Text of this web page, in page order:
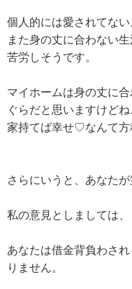
個人的には愛されてない
また身の丈に合わない
苦労しそうです。
マイホームは身の丈に
ぐらだと思いますけどね
家持てば幸せ♡なんて方
さらにいうと、あなた
私の意見としましては、
あなたは借金背負わさ
りません。